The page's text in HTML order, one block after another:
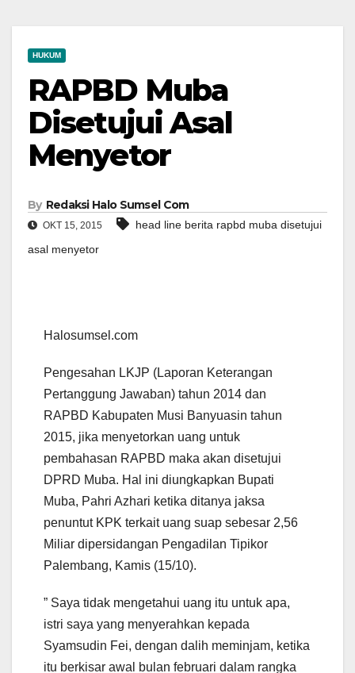
HUKUM
RAPBD Muba
Disetujui Asal
Menyetor
By Redaksi Halo Sumsel Com
OKT 15, 2015
head line berita rapbd muba disetujui
asal menyetor
Halosumsel.com
Pengesahan LKJP (Laporan Keterangan
Pertanggung Jawaban) tahun 2014 dan
RAPBD Kabupaten Musi Banyuasin tahun
2015, jika menyetorkan uang untuk
pembahasan RAPBD maka akan disetujui
DPRD Muba. Hal ini diungkapkan Bupati
Muba, Pahri Azhari ketika ditanya jaksa
penuntut KPK terkait uang suap sebesar 2,56
Miliar dipersidangan Pengadilan Tipikor
Palembang, Kamis (15/10).
” Saya tidak mengetahui uang itu untuk apa,
istri saya yang menyerahkan kepada
Syamsudin Fei, dengan dalih meminjam, ketika
itu berkisar awal bulan februari dalam rangka